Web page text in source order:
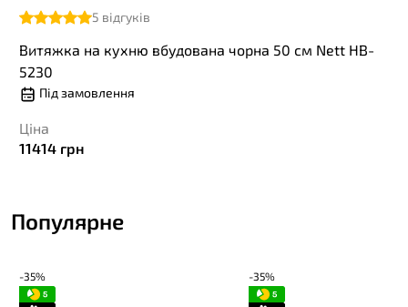
5 відгуків
Витяжка на кухню вбудована чорна 50 см Nett HB-
5230
Під замовлення
Ціна
11414 грн
Популярне
-35% -35%